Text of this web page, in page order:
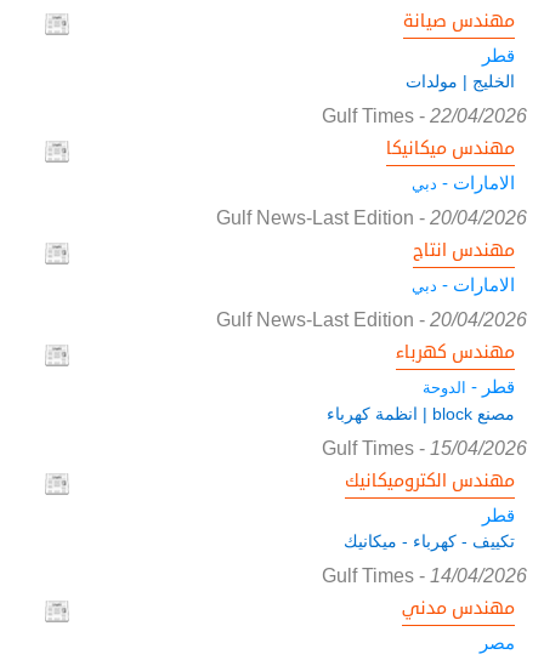
مهندس صيانة
قطر
الخليج | مولدات
Gulf Times- 22/04/2026
مهندس ميكانيكا
الامارات - دبي
Gulf News-Last Edition - 20/04/2026
مهندس انتاج
الامارات - دبي
Gulf News-Last Edition - 20/04/2026
مهندس كهرباء
قطر - الدوحة
مصنع block | انظمة كهرباء
Gulf Times- 15/04/2026
مهندس الكتروميكانيك
قطر
تكييف - كهرباء - ميكانيك
Gulf Times- 14/04/2026
مهندس مدني
مصر